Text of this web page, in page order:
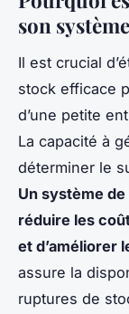
son
Il est crucial
stock efficace
d’une petite
La capacité à
déterminer le
Un système
réduire les
et d’améliorer
assure la
ruptures de